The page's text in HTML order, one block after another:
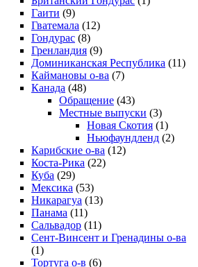
Гаити (9)
Гватемала (12)
Гондурас (8)
Гренландия (9)
Доминиканская Республика (11)
Каймановы о-ва (7)
Канада (48)
Обращение (43)
Местные выпуски (3)
Новая Скотия (1)
Ньюфаундленд (2)
Карибские о-ва (12)
Коста-Рика (22)
Куба (29)
Мексика (53)
Никарагуа (13)
Панама (11)
Сальвадор (11)
Сент-Винсент и Гренадины о-ва
(1)
Тортуга о-в (6)